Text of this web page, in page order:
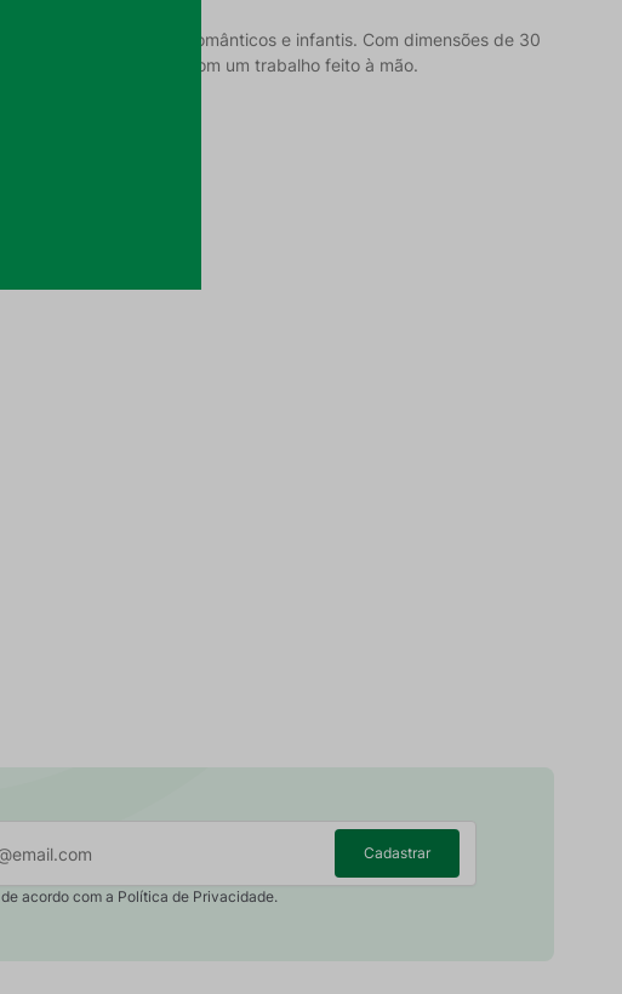
ideal para enxovais românticos e infantis. Com dimensões de 30
alguém especial com um trabalho feito à mão.
Cadastrar
acordo com a Política de Privacidade.